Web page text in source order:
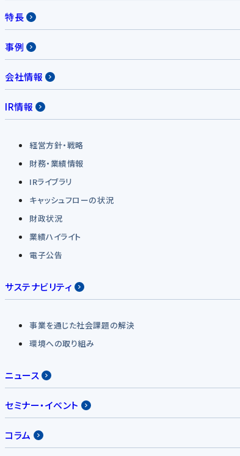
特長
事例
会社情報
IR情報
経営方針・戦略
財務・業績情報
IRライブラリ
キャッシュフローの状況
財政状況
業績ハイライト
電子公告
サステナビリティ
事業を通じた社会課題の解決
環境への取り組み
ニュース
セミナー・イベント
コラム